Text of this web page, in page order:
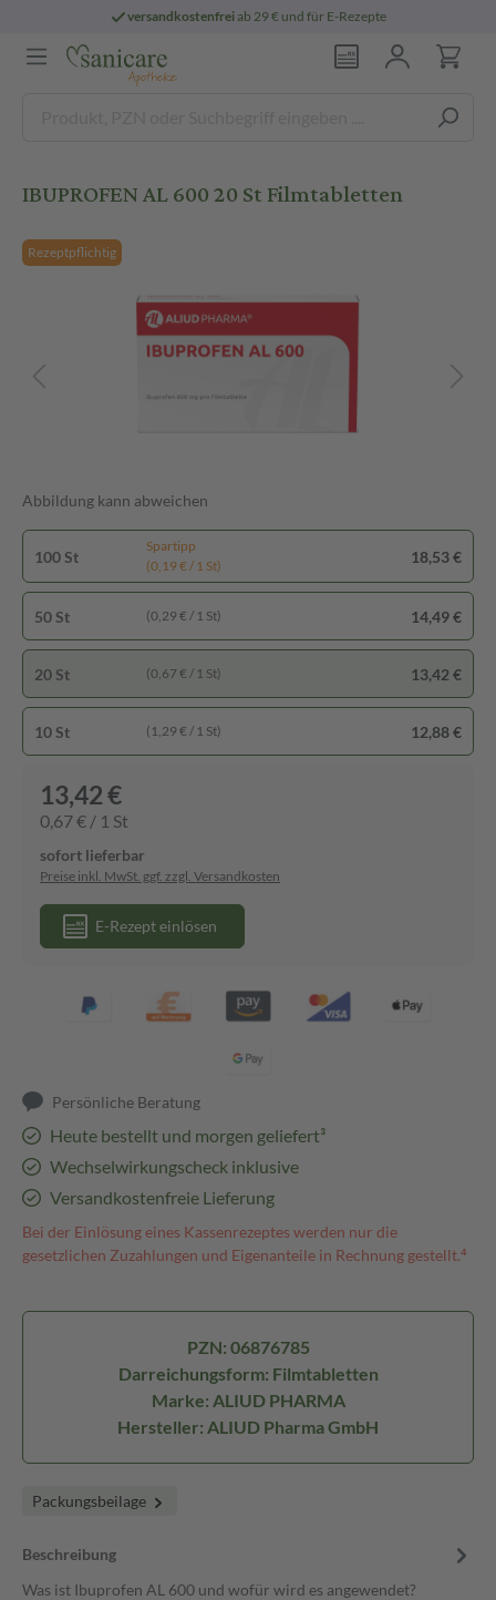
versandkostenfreiab 29 € und für E-Rezepte
IBUPROFEN AL 600 20 St Filmtabletten
Rezeptpflichtig
Abbildung kann abweichen
100 St
Spartipp
(0,19 € / 1 St)
18,53 €
50 St (0,29 € / 1 St) 14,49 €
20 St (0,67 € / 1 St) 13,42 €
10 St (1,29 € / 1 St) 12,88 €
13,42 €
0,67 € / 1 St
sofort lieferbar
Preise inkl. MwSt. ggf. zzgl. Versandkosten
E-Rezept einlösen
Persönliche Beratung
Heute bestellt und morgen geliefert³
Wechselwirkungscheck inklusive
Versandkostenfreie Lieferung
Bei der Einlösung eines Kassenrezeptes werden nur die
gesetzlichen Zuzahlungen und Eigenanteile in Rechnung gestellt.⁴
PZN: 06876785
Darreichungsform: Filmtabletten
Marke: ALIUD PHARMA
Hersteller: ALIUD Pharma GmbH
Packungsbeilage
Beschreibung
Was ist Ibuprofen AL 600 und wofür wird es angewendet?